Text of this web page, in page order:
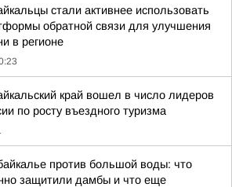
стали активнее использовать
обратной связи для улучшения
в регионе
край вошел в число лидеров
по росту въездного туризма
против большой воды: что
защитили дамбы и что еще